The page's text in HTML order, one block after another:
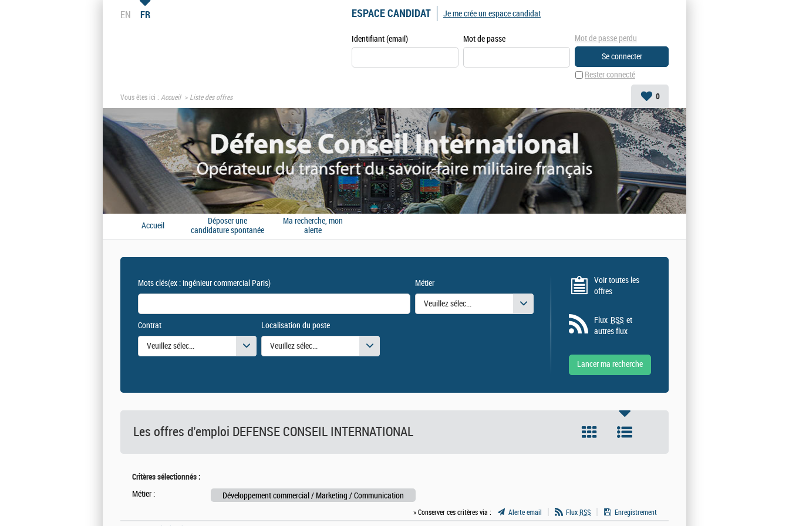
EN FR ESPACE CANDIDAT
Identifiant (email) Mot de passe
Rester connecté
Mot de passe perdu
Je me crée un espace candidat
Vous êtes ici : Accueil Liste des offres 0
Accueil
Déposer une
candidature spontanée
Ma recherche, mon
alerte
Mots clés(ex : ingénieur commercial Paris) Métier
Veuillez sélectionner une ou des valeurs
Contrat
Veuillez sélectionner une ou des valeurs
Localisation du poste
Veuillez sélectionner une ou des valeurs
Voir toutes les
offres
Flux RSS et
autres flux
Les offres d'emploi DEFENSE CONSEIL INTERNATIONAL
Critères sélectionnés :
Métier : Développement commercial / Marketing / Communication
» Conserver ces critères via : Alerte email Flux RSS
Enregistrement